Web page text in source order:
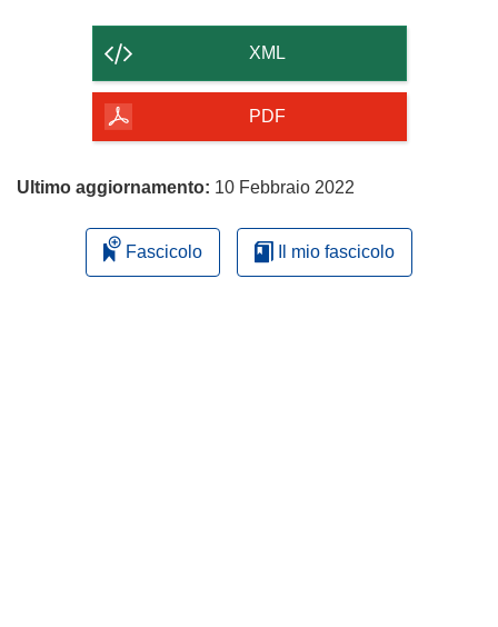
contenuto
della
pagina
XML
PDF
Ultimo aggiornamento: 10 Febbraio 2022
Fascicolo Il mio fascicolo